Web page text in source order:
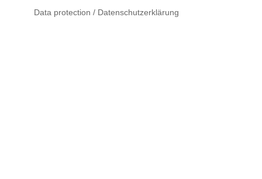
Data protection / Datenschutzerklärung